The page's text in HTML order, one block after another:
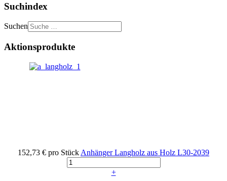
Suchindex
Suchen
Aktionsprodukte
152,73 € pro Stück Anhänger Langholz aus Holz L30-2039
+